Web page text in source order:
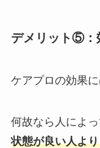
デメリット⑤：
ケアプロの効果
何故なら人によ
状態が良い人よ